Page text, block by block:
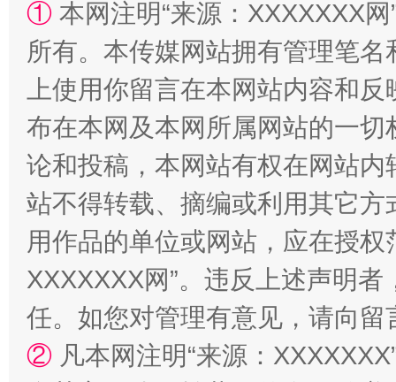
国家大学科技园优化重塑工作
① 本网注明“来源：XXXXXXX
所有。本传媒网站拥有管理笔
上使用你留言在本网站内容和
布在本网及本网所属网站的一
论和投稿，本网站有权在网站
站不得转载、摘编或利用其它
用作品的单位或网站，应在授
XXXXXXX网”。违反上述声明
任。如您对管理有意见，请向
② 凡本网注明“来源：